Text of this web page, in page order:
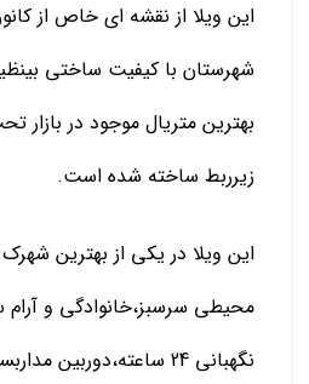
این ویلا از نقشه ای خاص از
شهرستان با کیفیت ساختی
بهترین متریال موجود در بازار
زیرربط ساخته شده است.
این ویلا در یکی از بهترین
محیطی سرسبز،خانوادگی و
نگهبانی 24 ساعته،دوربین